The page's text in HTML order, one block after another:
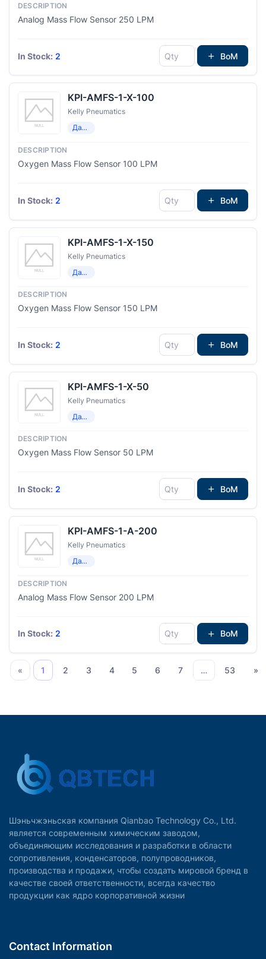
Analog Mass Flow Sensor 250 LPM
In Stock: 2 BoM
KPI-AMFS-1-X-100
Kelly Pneumatics
Датчики потока
Oxygen Mass Flow Sensor 100 LPM
In Stock: 2 BoM
KPI-AMFS-1-X-150
Kelly Pneumatics
Датчики потока
Oxygen Mass Flow Sensor 150 LPM
In Stock: 2 BoM
KPI-AMFS-1-X-50
Kelly Pneumatics
Датчики потока
Oxygen Mass Flow Sensor 50 LPM
In Stock: 2 BoM
KPI-AMFS-1-A-200
Kelly Pneumatics
Датчики потока
Analog Mass Flow Sensor 200 LPM
In Stock: 2 BoM
« 1 2 3 4 5 6 7 … 53 »
Шэньчжэньская компания Qianbao Technology Co., Ltd.
является современным химическим заводом,
объединяющим исследования и разработки в области
сопротивления, конденсаторов, полупроводников,
производства и продажи, чтобы создать мировой бренд в
качестве своей ответственности, всегда качество
продукции как ядро корпоративной жизни
Contact Information